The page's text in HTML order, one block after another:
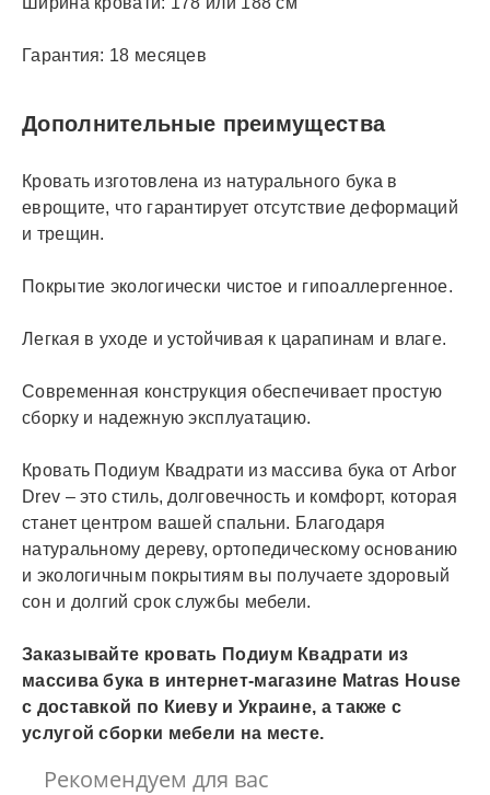
Гарантия: 18 месяцев
Дополнительные преимущества
Кровать изготовлена из натурального бука в
еврощите, что гарантирует отсутствие деформаций
и трещин.
Покрытие экологически чистое и гипоаллергенное.
Легкая в уходе и устойчивая к царапинам и влаге.
Современная конструкция обеспечивает простую
сборку и надежную эксплуатацию.
Кровать Подиум Квадрати из массива бука от Arbor
Drev – это стиль, долговечность и комфорт, которая
станет центром вашей спальни. Благодаря
натуральному дереву, ортопедическому основанию
и экологичным покрытиям вы получаете здоровый
сон и долгий срок службы мебели.
Заказывайте кровать Подиум Квадрати из
массива бука в интернет-магазине Matras House
с доставкой по Киеву и Украине, а также с
услугой сборки мебели на месте.
Рекомендуем для вас